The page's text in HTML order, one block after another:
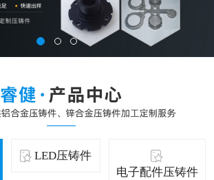
LED压铸件
电子配件压铸件